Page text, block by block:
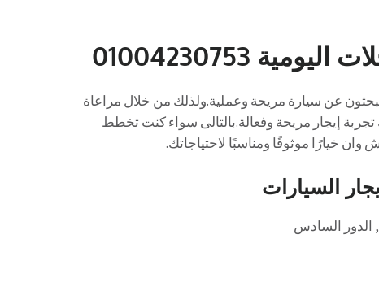
01004230753
هو خيار ممتاز لمن يبحثون عن سيارة مريحة وعملية.ولذلك من خلال مراعاة
إيجار مريحة وفعالة.بالتالى سواء كنت تخطط
خيارًا موثوقًا ومناسبًا لاحتياجاتك.
السيارات